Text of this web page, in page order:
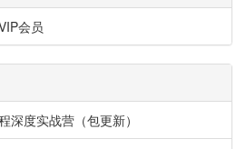
会员
深度实战营（包更新）